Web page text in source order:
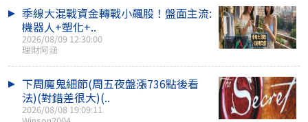
季線大混戰資金轉戰小飆股！盤面主流:
機器人+塑化+..
2026/08/09 12:30:00
理財阿涵
下周魔鬼細節(周五夜盤漲736點後看
法)(對錯差很大)(..
2026/08/08 19:09:11